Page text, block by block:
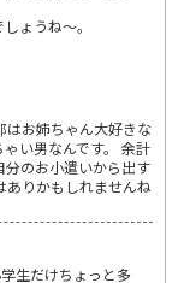
ょうね～。
はお姉ちゃん大好きな
い男なんです。 余計
分のお小遣いから出す
ありかもしれませんね
生だけちょっと多